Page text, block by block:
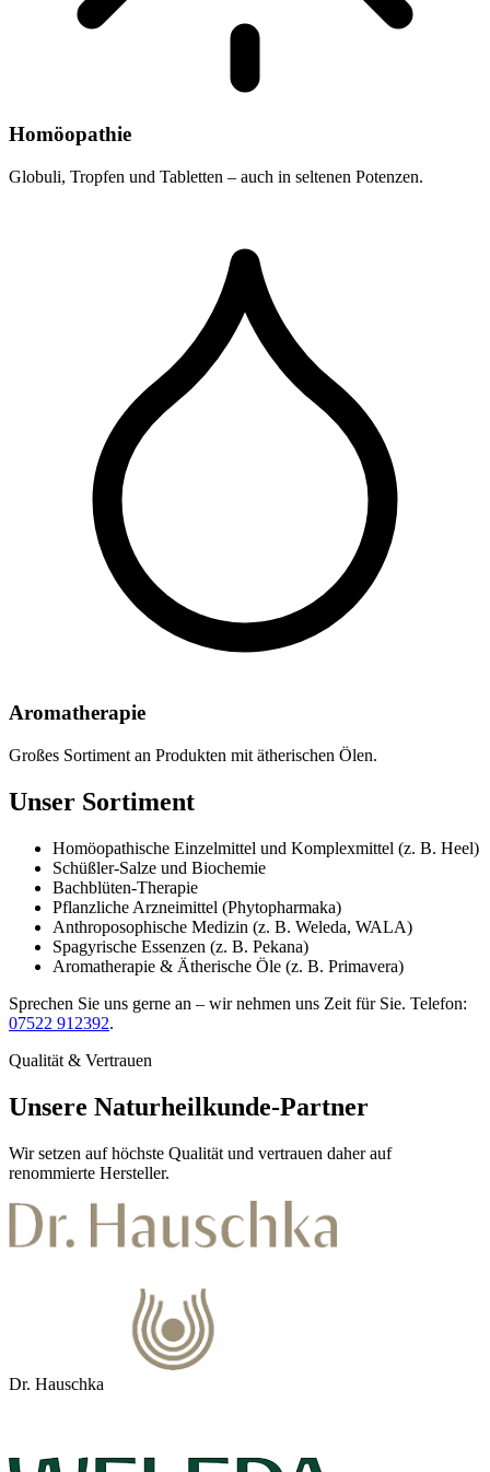
Homöopathie
Globuli, Tropfen und Tabletten – auch in seltenen Potenzen.
Aromatherapie
Großes Sortiment an Produkten mit ätherischen Ölen.
Unser Sortiment
Homöopathische Einzelmittel und Komplexmittel (z. B. Heel)
Schüßler-Salze und Biochemie
Bachblüten-Therapie
Pflanzliche Arzneimittel (Phytopharmaka)
Anthroposophische Medizin (z. B. Weleda, WALA)
Spagyrische Essenzen (z. B. Pekana)
Aromatherapie & Ätherische Öle (z. B. Primavera)
Sprechen Sie uns gerne an – wir nehmen uns Zeit für Sie. Telefon:
07522 912392.
Qualität & Vertrauen
Unsere Naturheilkunde-Partner
Wir setzen auf höchste Qualität und vertrauen daher auf
renommierte Hersteller.
Dr. Hauschka